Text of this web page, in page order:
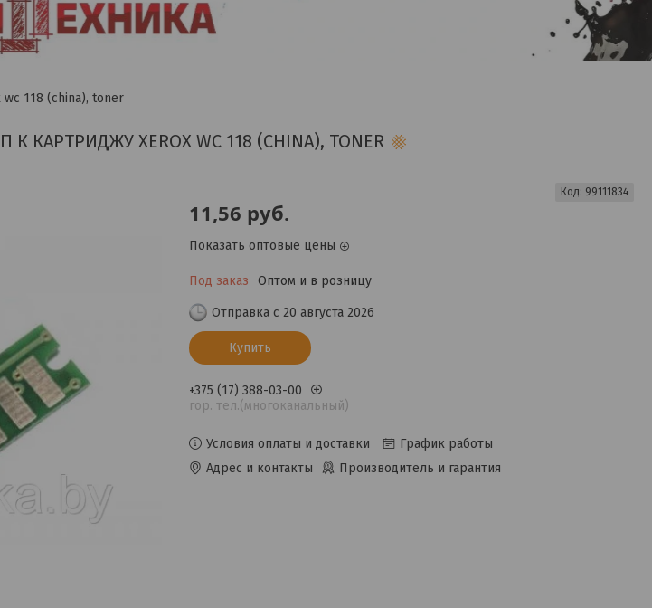
118 (china), toner
К КАРТРИДЖУ XEROX WC 118 (CHINA), TONER
11,56 руб.
Показать оптовые цены
Под заказ Оптом и в розницу
Код: 99111834
Отправка с 20 августа 2026
Купить
+375 (17) 388-03-00
гор. тел.(многоканальный)
Условия оплаты и доставки
График работы
Адрес и контакты
Производитель и гарантия